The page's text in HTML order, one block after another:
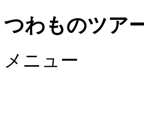
つわものツア
メニュー